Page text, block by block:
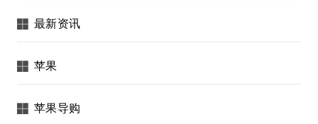
最新资讯
苹果
苹果导购